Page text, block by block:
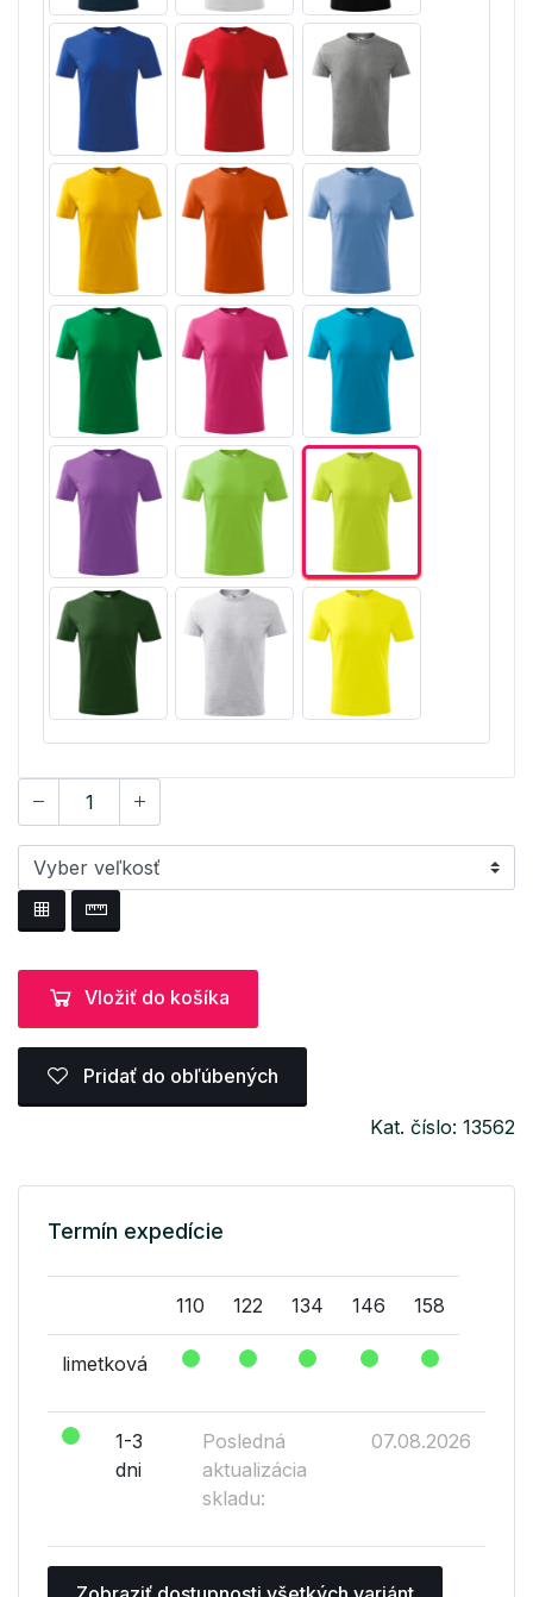
Vložiť do košíka
Pridať do obľúbených
Kat. číslo: 13562
Termín expedície
110 122 134 146 158
limetková
1-3
dni
Posledná
aktualizácia
skladu:
07.08.2026